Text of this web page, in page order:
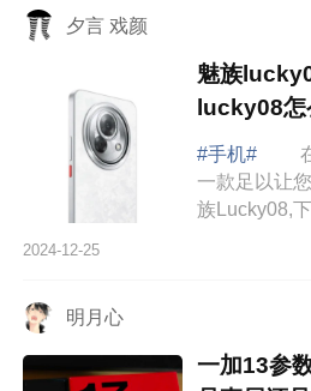
夕言 戏颜
魅族
lucky08怎
#手机#
在
一款足以让
族Lucky08,
样 魅族
2024-12-25
明月心
一加13参